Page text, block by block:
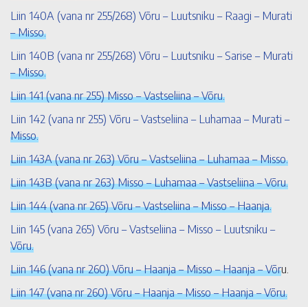
Liin 140A (vana nr 255/268) Võru – Luutsniku – Raagi – Murati
– Misso.
Liin 140B (vana nr 255/268) Võru – Luutsniku – Sarise – Murati
– Misso.
Liin 141 (vana nr 255) Misso – Vastseliina – Võru.
Liin 142 (vana nr 255) Võru – Vastseliina – Luhamaa – Murati –
Misso.
Liin 143A (vana nr 263) Võru – Vastseliina – Luhamaa – Misso.
Liin 143B (vana nr 263) Misso – Luhamaa – Vastseliina – Võru.
Liin 144 (vana nr 265) Võru – Vastseliina – Misso – Haanja.
Liin 145 (vana 265) Võru – Vastseliina – Misso – Luutsniku –
Võru.
Liin 146 (vana nr 260) Võru – Haanja – Misso – Haanja – Võru.
Liin 147 (vana nr 260) Võru – Haanja – Misso – Haanja – Võru.